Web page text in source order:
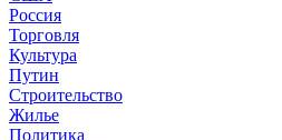
Россия
Торговля
Культура
Путин
Строительство
Жилье
Политика